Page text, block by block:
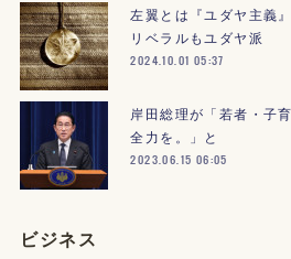
左翼とは『ユダヤ主義
リベラルもユダヤ派
2024.10.01 05:37
岸田総理が「若者・子
全力を。」と
2023.06.15 06:05
ビジネス